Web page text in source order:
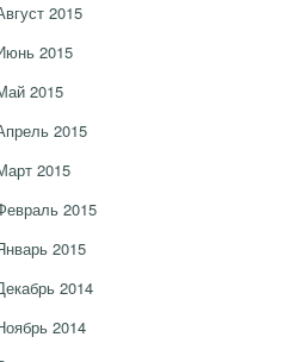
2015
2015
2015
2015
2015
2015
2015
2014
2014